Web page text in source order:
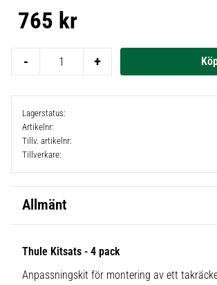
765 kr
+
-
Lagerstatus
Artikelnr
Tillv. artikelnr
Tillverkare
Allmänt
Thule Kitsats - 4 pack
Anpassningskit för montering av ett